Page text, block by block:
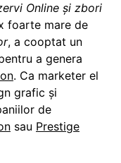
Online și zbori
foarte mare de
, a cooptat un
a genera
. Ca marketer el
grafic și
de
sau Prestige